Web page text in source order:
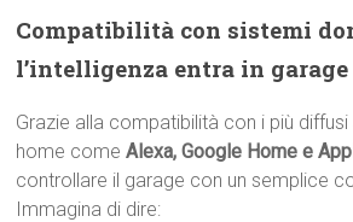
Compatibilità con sistemi
l’intelligenza entra in garage
Grazie alla compatibilità con i più
home comeAlexa, Google Home e
controllare il garage con un semplice
Immagina di dire: